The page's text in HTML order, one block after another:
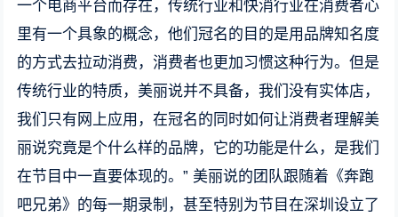
一个电商平台而存在，传统行业和快消行业在消费者心
里有一个具象的概念，他们冠名的目的是用品牌知名度
的方式去拉动消费，消费者也更加习惯这种行为。但是
传统行业的特质，美丽说并不具备，我们没有实体店，
我们只有网上应用，在冠名的同时如何让消费者理解美
丽说究竟是个什么样的品牌，它的功能是什么，是我们
在节目中一直要体现的。” 美丽说的团队跟随着《奔跑
吧兄弟》的每一期录制，甚至特别为节目在深圳设立了